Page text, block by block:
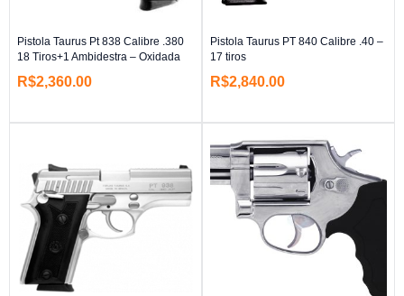
Pistola Taurus Pt 838 Calibre .380
18 Tiros+1 Ambidestra – Oxidada
R$2,360.00
Pistola Taurus PT 840 Calibre .40 –
17 tiros
R$2,840.00